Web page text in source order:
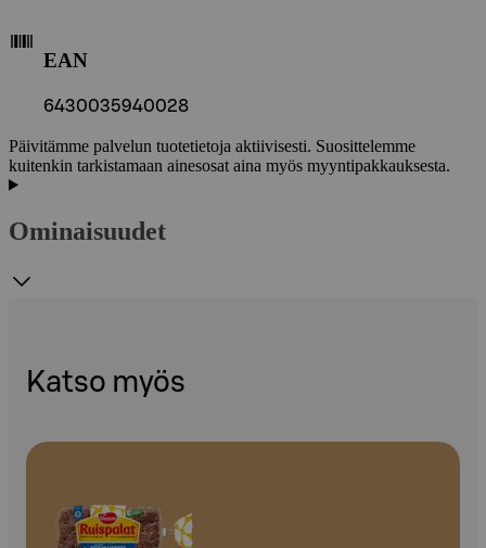
EAN
6430035940028
Päivitämme palvelun tuotetietoja aktiivisesti. Suosittelemme
kuitenkin tarkistamaan ainesosat aina myös myyntipakkauksesta.
Ominaisuudet
Katso myös